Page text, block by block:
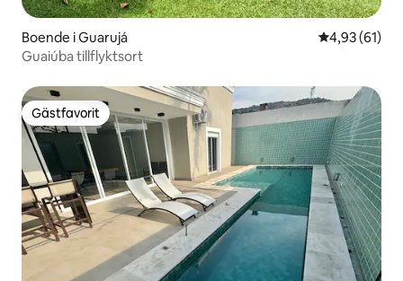
Boende i Guarujá 4,93 av 5 i
4,93 (61)
Guaiúba tillflyktsort
Gästfavorit
Gästfavorit